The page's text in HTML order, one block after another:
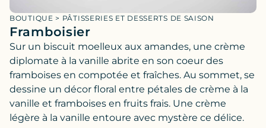
BOUTIQUE > PÂTISSERIES ET DESSERTS DE SAISON
Framboisier
Sur un biscuit moelleux aux amandes, une crème
diplomate à la vanille abrite en son coeur des
framboises en compotée et fraîches. Au sommet, se
dessine un décor floral entre pétales de crème à la
vanille et framboises en fruits frais. Une crème
légère à la vanille entoure avec mystère ce délice.